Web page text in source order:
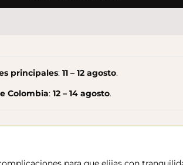
principales: 11 – 12 agosto.
Colombia: 12 – 14 agosto.